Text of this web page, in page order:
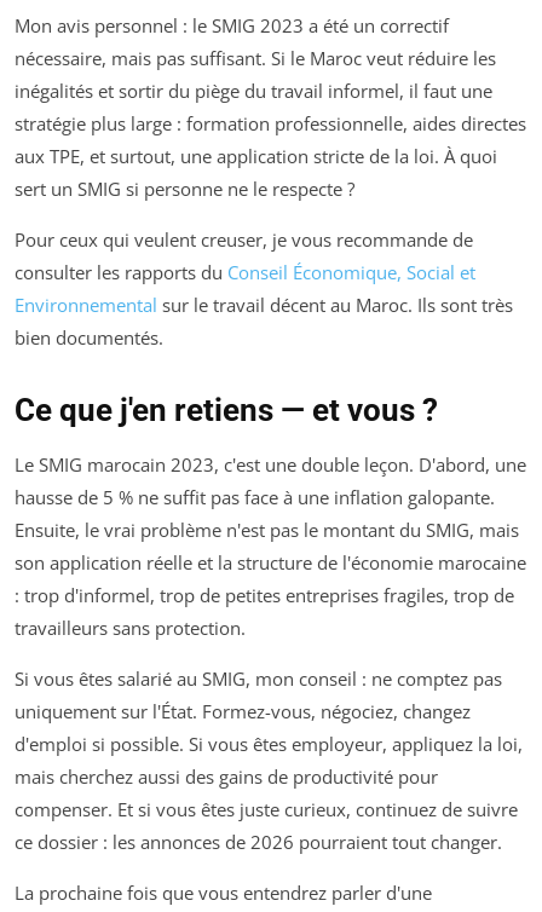
Mon avis personnel : le SMIG 2023 a été un correctif
nécessaire, mais pas suffisant. Si le Maroc veut réduire les
inégalités et sortir du piège du travail informel, il faut une
stratégie plus large : formation professionnelle, aides directes
aux TPE, et surtout, une application stricte de la loi. À quoi
sert un SMIG si personne ne le respecte ?
Pour ceux qui veulent creuser, je vous recommande de
consulter les rapports du Conseil Économique, Social et
Environnemental sur le travail décent au Maroc. Ils sont très
bien documentés.
Ce que j'en retiens — et vous ?
Le SMIG marocain 2023, c'est une double leçon. D'abord, une
hausse de 5 % ne suffit pas face à une inflation galopante.
Ensuite, le vrai problème n'est pas le montant du SMIG, mais
son application réelle et la structure de l'économie marocaine
: trop d'informel, trop de petites entreprises fragiles, trop de
travailleurs sans protection.
Si vous êtes salarié au SMIG, mon conseil : ne comptez pas
uniquement sur l'État. Formez-vous, négociez, changez
d'emploi si possible. Si vous êtes employeur, appliquez la loi,
mais cherchez aussi des gains de productivité pour
compenser. Et si vous êtes juste curieux, continuez de suivre
ce dossier : les annonces de 2026 pourraient tout changer.
La prochaine fois que vous entendrez parler d'une